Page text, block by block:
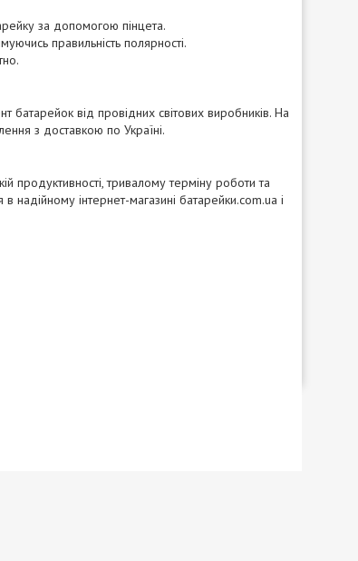
за допомогою пінцета.
правильність полярності.
батарейок від провідних світових виробників. На
з доставкою по Україні.
продуктивності, тривалому терміну роботи та
надійному інтернет-магазині батарейки.com.ua і